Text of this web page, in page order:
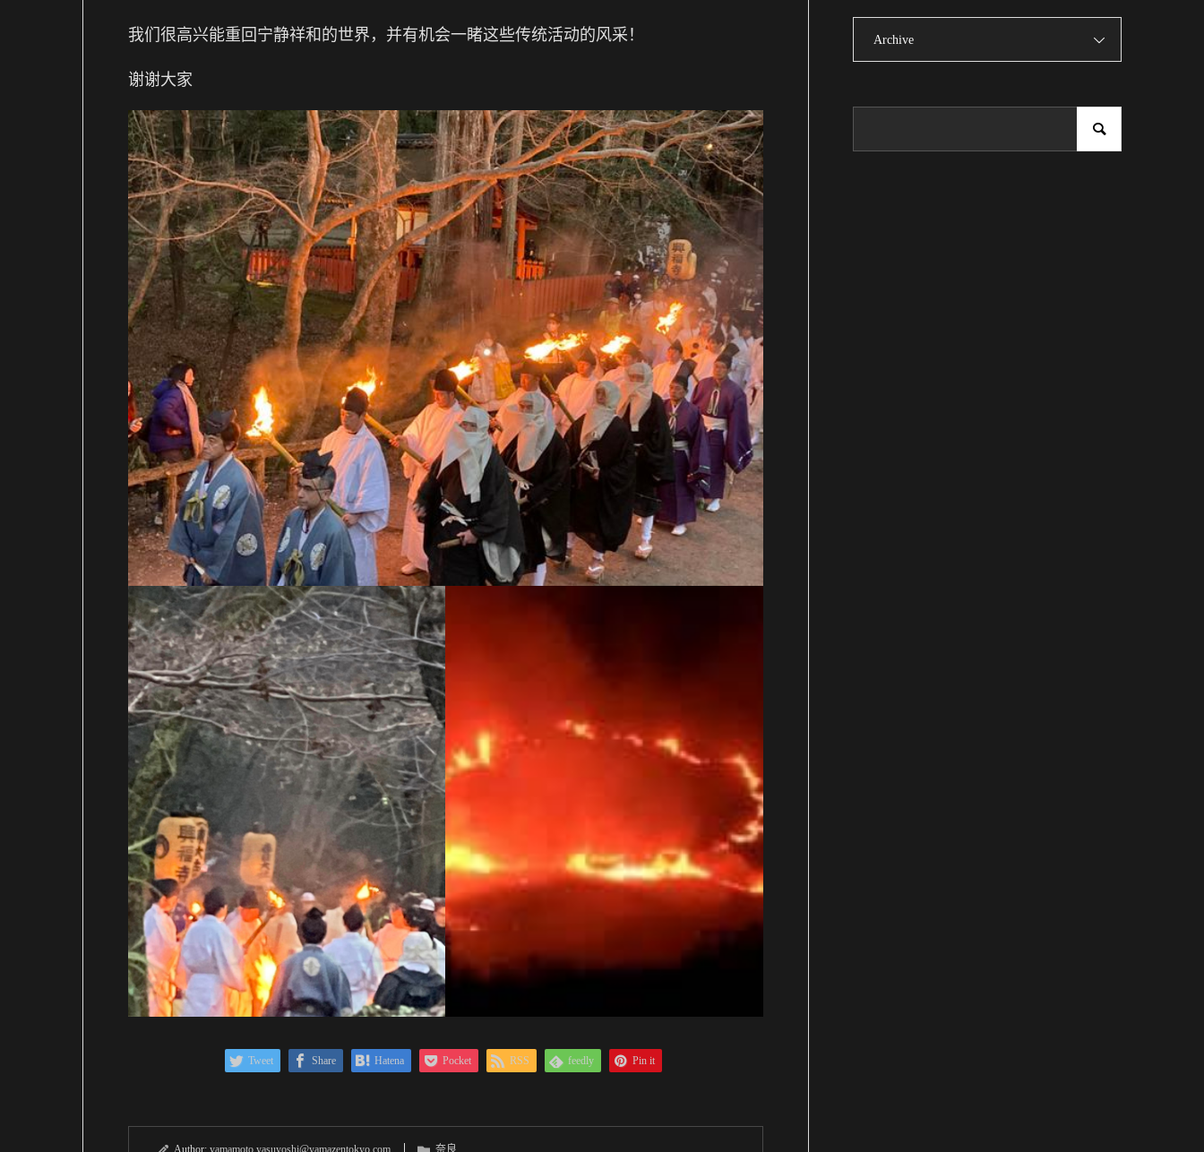
我们很高兴能重回宁静祥和的世界，并有机会一睹这些传统活动的风采！
谢谢大家
Tweet Share Hatena Pocket RSS feedly Pin it
Archive